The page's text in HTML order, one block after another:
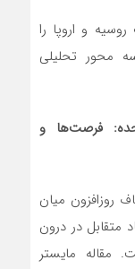
و اروپا را
محور تحلیلی
فرصت‌ها و
روزافزون میان
متقابل در درون
مقاله مایستر